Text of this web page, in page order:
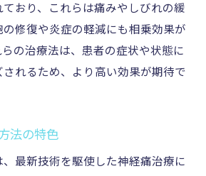
できる環境と設備
な知識で寺庄整骨院が神経痛を
術の導入
活用した施術
高めるための研究
ており、これらは痛みやしびれの緩
修復や炎症の軽減にも相乗効果が
の治療法は、患者の症状や状態に
れるため、より高い効果が期待で
法の特色
最新技術を駆使した神経痛治療に